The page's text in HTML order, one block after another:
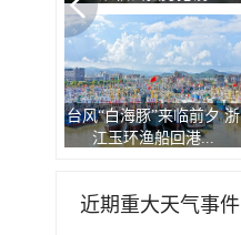
台风“白海豚”来临前夕 浙
江玉环渔船回港...
近期重大天气事件